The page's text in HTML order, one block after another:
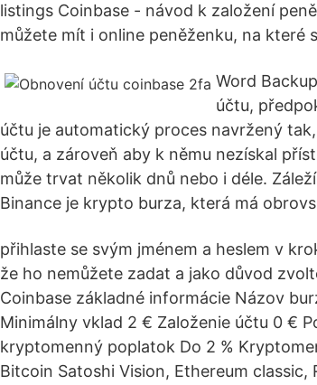
listings Coinbase - návod k založení
můžete mít i online peněženku, na které
Word
účtu,
účtu je automatický proces navržený
účtu, a zároveň aby k němu nezískal
může trvat několik dnů nebo i déle.
Binance je krypto burza, která má
přihlaste se svým jménem a heslem v
že ho nemůžete zadat a jako důvod
Coinbase základné informácie Názov
Minimálny vklad 2 € Založenie účtu 0 €
kryptomenný poplatok Do 2 %
Bitcoin Satoshi Vision, Ethereum classic,